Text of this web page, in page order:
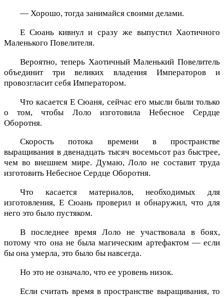
— Хорошо, тогда занимайся своими делами.
Е Сюань кивнул и сразу же выпустил Хаотичного
Маленького Повелителя.
Вероятно, теперь Хаотичный Маленький Повелитель
объединит три великих владения Императоров и
провозгласит себя Императором.
Что касается Е Сюаня, сейчас его мысли были только
о том, чтобы Лоло изготовила Небесное Сердце
Оборотня.
Скорость потока времени в пространстве
выращивания в двенадцать тысяч восемьсот раз быстрее,
чем во внешнем мире. Думаю, Лоло не составит труда
изготовить Небесное Сердце Оборотня.
Что касается материалов, необходимых для
изготовления, Е Сюань проверил и обнаружил, что для
него это было пустяком.
В последнее время Лоло не участвовала в боях,
потому что она не была магическим артефактом — если
бы она умерла, это было бы навсегда.
Но это не означало, что ее уровень низок.
Если считать время в пространстве выращивания, то